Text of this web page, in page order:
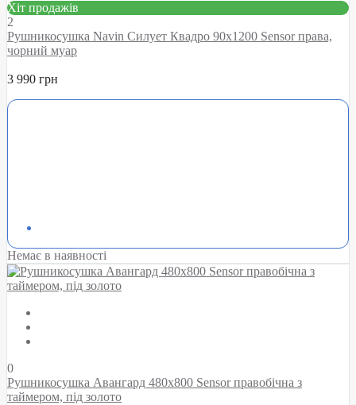
Хіт продажів
2
Рушникосушка Navin Силует Квадро 90х1200 Sensor права,
чорний муар
3 990 грн
Немає в наявності
0
Рушникосушка Авангард 480х800 Sensor правобічна з
таймером, під золото